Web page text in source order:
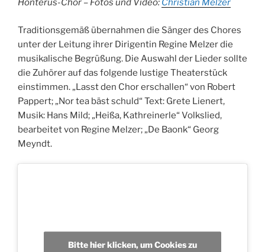
Honterus-Chor – Fotos und Video: Christian Melzer
Traditionsgemäß übernahmen die Sänger des Chores
unter der Leitung ihrer Dirigentin Regine Melzer die
musikalische Begrüßung. Die Auswahl der Lieder sollte
die Zuhörer auf das folgende lustige Theaterstück
einstimmen. „Lasst den Chor erschallen“ von Robert
Pappert; „Nor tea bäst schuld“ Text: Grete Lienert,
Musik: Hans Mild; „Heißa, Kathreinerle“ Volkslied,
bearbeitet von Regine Melzer; „De Baonk“ Georg
Meyndt.
Bitte hier klicken, um Cookies zu